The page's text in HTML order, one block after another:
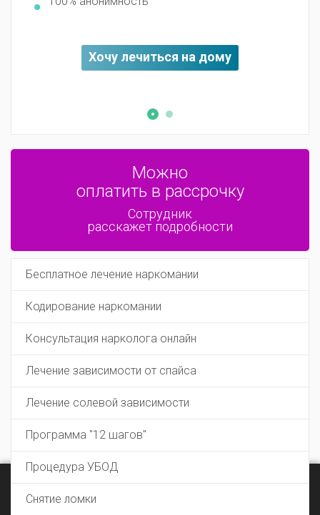
Хочу лечиться на дому
Можно
оплатить в рассрочку
Сотрудник
расскажет подробности
Бесплатное лечение наркомании
Кодирование наркомании
Консультация нарколога онлайн
Лечение зависимости от спайса
Лечение солевой зависимости
Программа "12 шагов"
Процедура УБОД
Снятие ломки
работу с этими файлами.